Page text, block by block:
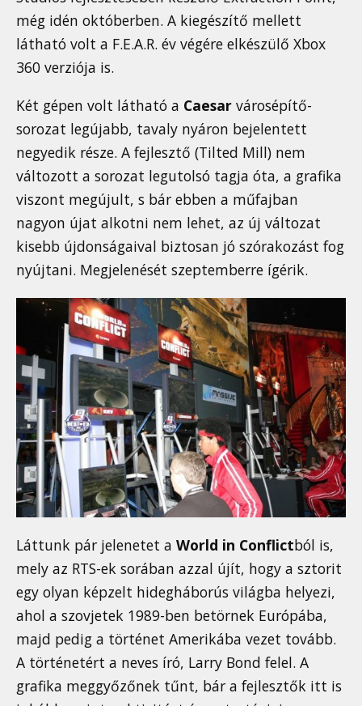
még idén októberben. A kiegészítő mellett
látható volt a F.E.A.R. év végére elkészülő Xbox
360 verziója is.
Két gépen volt látható a Caesar városépítő-
sorozat legújabb, tavaly nyáron bejelentett
negyedik része. A fejlesztő (Tilted Mill) nem
változott a sorozat legutolsó tagja óta, a grafika
viszont megújult, s bár ebben a műfajban
nagyon újat alkotni nem lehet, az új változat
kisebb újdonságaival biztosan jó szórakozást fog
nyújtani. Megjelenését szeptemberre ígérik.
Láttunk pár jelenetet a World in Conflictból is,
mely az RTS-ek sorában azzal újít, hogy a sztorit
egy olyan képzelt hidegháborús világba helyezi,
ahol a szovjetek 1989-ben betörnek Európába,
majd pedig a történet Amerikába vezet tovább.
A történetért a neves író, Larry Bond felel. A
grafika meggyőzőnek tűnt, bár a fejlesztők itt is